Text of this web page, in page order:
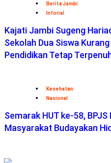
Berita Jambi
Inforial
Kajati Jambi Sugeng
Sekolah Dua Siswa
Pendidikan Tetap
Kesehatan
Nasional
Semarak HUT ke-58,
Masyarakat Budayakan